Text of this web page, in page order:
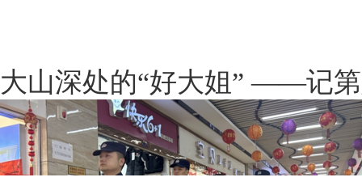
大山深处的“好大姐” ——记